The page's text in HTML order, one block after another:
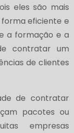
eles são mais
eficiente e
a formação e a
contratar um
de clientes
de contratar
pacotes ou
empresas